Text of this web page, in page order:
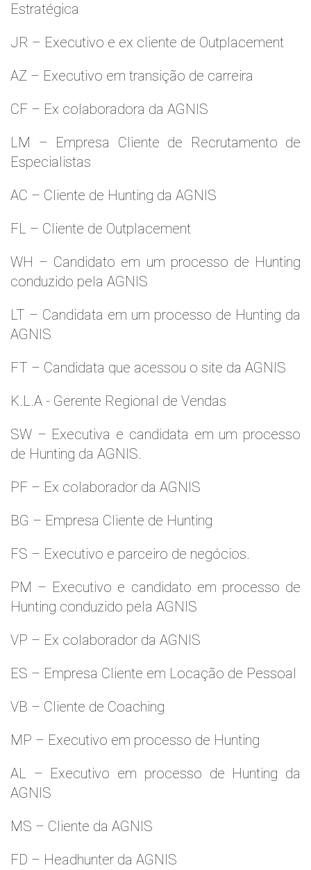
Estratégica
JR – Executivo e ex cliente de Outplacement
AZ – Executivo em transição de carreira
CF – Ex colaboradora da AGNIS
LM – Empresa Cliente de Recrutamento de
Especialistas
AC – Cliente de Hunting da AGNIS
FL – Cliente de Outplacement
WH – Candidato em um processo de Hunting
conduzido pela AGNIS
LT – Candidata em um processo de Hunting da
AGNIS
FT – Candidata que acessou o site da AGNIS
K.L.A - Gerente Regional de Vendas
SW – Executiva e candidata em um processo
de Hunting da AGNIS.
PF – Ex colaborador da AGNIS
BG – Empresa Cliente de Hunting
FS – Executivo e parceiro de negócios.
PM – Executivo e candidato em processo de
Hunting conduzido pela AGNIS
VP – Ex colaborador da AGNIS
ES – Empresa Cliente em Locação de Pessoal
VB – Cliente de Coaching
MP – Executivo em processo de Hunting
AL – Executivo em processo de Hunting da
AGNIS
MS – Cliente da AGNIS
FD – Headhunter da AGNIS